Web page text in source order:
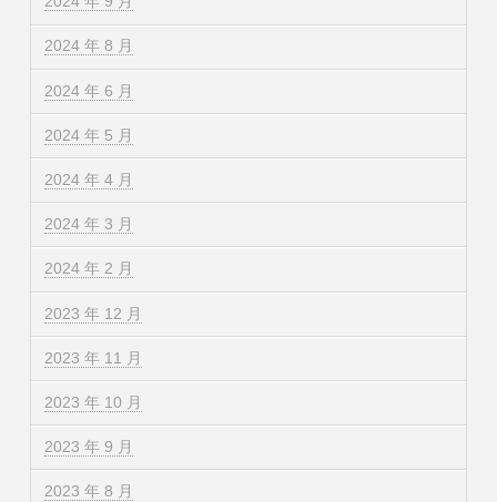
2024 年 8 月
2024 年 6 月
2024 年 5 月
2024 年 4 月
2024 年 3 月
2024 年 2 月
2023 年 12 月
2023 年 11 月
2023 年 10 月
2023 年 9 月
2023 年 8 月